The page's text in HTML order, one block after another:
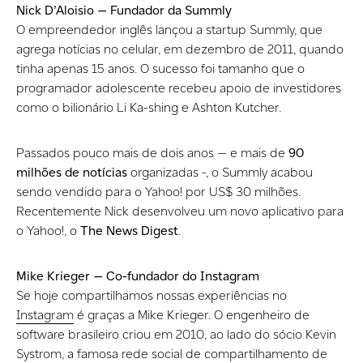
Nick D’Aloisio — Fundador da Summly
O empreendedor inglês lançou a startup Summly, que
agrega notícias no celular, em dezembro de 2011, quando
tinha apenas 15 anos. O sucesso foi tamanho que o
programador adolescente recebeu apoio de investidores
como o bilionário Li Ka-shing e Ashton Kutcher.
Passados pouco mais de dois anos — e mais de 90
milhões de notíciasorganizadas -, o Summly acabou
sendo vendido para o Yahoo! por US$ 30 milhões.
Recentemente Nick desenvolveu um novo aplicativo para
o Yahoo!, oThe News Digest.
Mike Krieger — Co-fundador do Instagram
Se hoje compartilhamos nossas experiências no
Instagramé graças a Mike Krieger. O engenheiro de
software brasileiro criou em 2010, ao lado do sócio Kevin
Systrom, a famosa rede social de compartilhamento de